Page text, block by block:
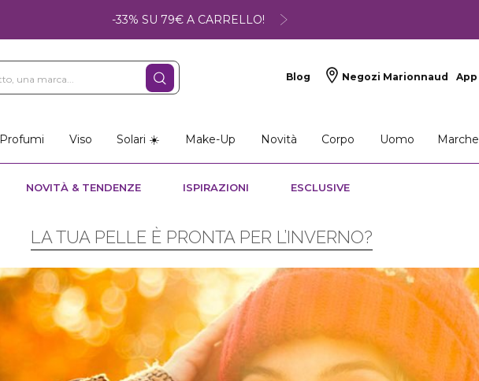
-33% SU 79€ A CARRELLO!
Blog Negozi Marionnaud App
Profumi Viso Solari ☀️ Make-Up Novità Corpo Uomo Marche
NOVITÀ & TENDENZE ISPIRAZIONI ESCLUSIVE
LA TUA PELLE È PRONTA PER L’INVERNO?